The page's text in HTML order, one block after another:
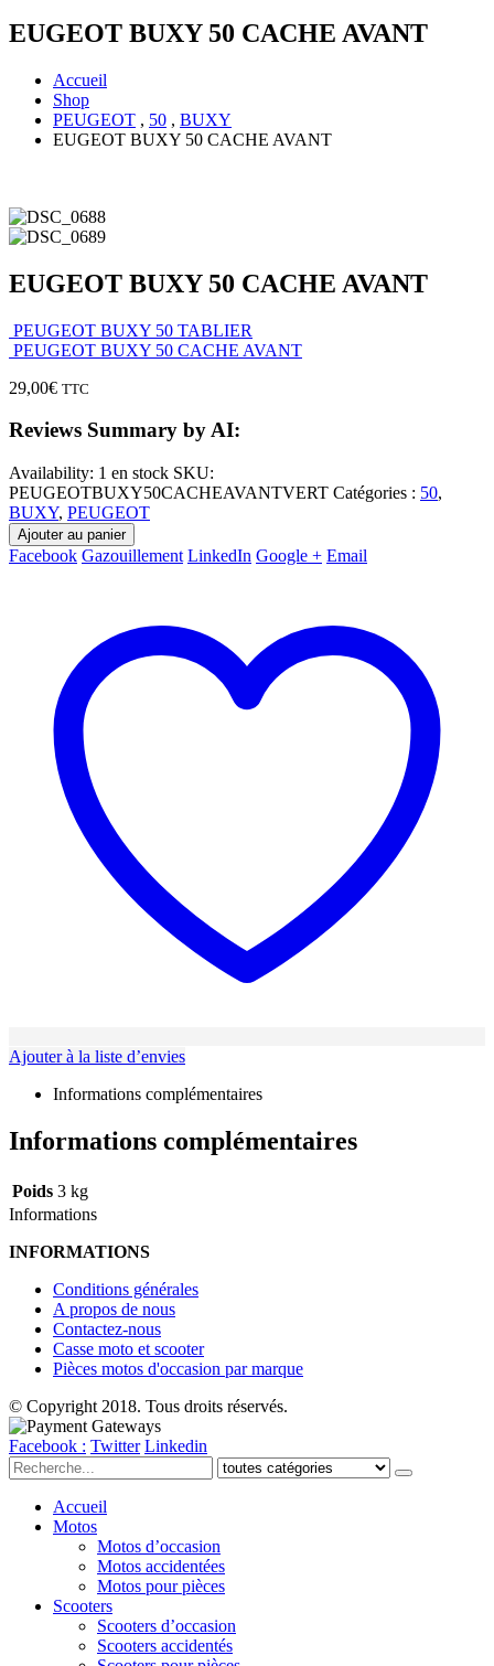
EUGEOT BUXY 50 CACHE AVANT
Accueil
Shop
PEUGEOT , 50 , BUXY
EUGEOT BUXY 50 CACHE AVANT
EUGEOT BUXY 50 CACHE AVANT
PEUGEOT BUXY 50 TABLIER
PEUGEOT BUXY 50 CACHE AVANT
29,00€ TTC
Reviews Summary by AI:
Availability: 1 en stock SKU:
PEUGEOTBUXY50CACHEAVANTVERT Catégories : 50,
BUXY, PEUGEOT
Ajouter au panier
Facebook Gazouillement LinkedIn Google + Email
Ajouter à la liste d’envies
Informations complémentaires
Informations complémentaires
Poids 3 kg
Informations
INFORMATIONS
Conditions générales
A propos de nous
Contactez-nous
Casse moto et scooter
Pièces motos d'occasion par marque
© Copyright 2018. Tous droits réservés.
Facebook : Twitter Linkedin
Accueil
Motos
Motos d’occasion
Motos accidentées
Motos pour pièces
Scooters
Scooters d’occasion
Scooters accidentés